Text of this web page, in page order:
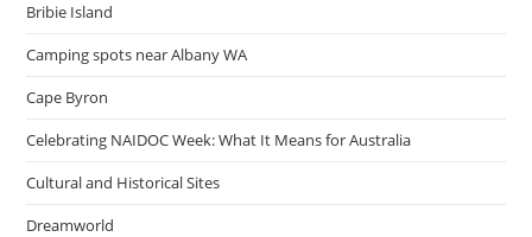
Bribie Island
Camping spots near Albany WA
Cape Byron
Celebrating NAIDOC Week: What It Means for Australia
Cultural and Historical Sites
Dreamworld